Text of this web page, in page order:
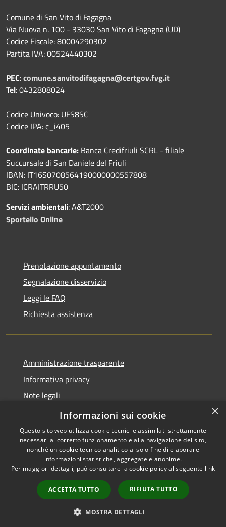
Comune di San Vito di Fagagna
Via Nuova n. 100 - 33030 San Vito di Fagagna (UD)
Codice Fiscale: 80004290302
Partita IVA: 00524440302
PEC:comune.sanvitodifagagna@certgov.fvg.it
Tel: 0432808024
Codice Univoco: UFS8SC
Codice IPA: c_i405
Coordinate bancarie: Banca Credifriuli SCRL - filiale
Succursale di San Daniele del Friuli
IBAN: IT16S0708564190000000557808
BIC: ICRAITRRU50
Servizi ambientali: A&T2000
Sportello Online
Prenotazione appuntamento
Segnalazione disservizio
Leggi le FAQ
Richiesta assistenza
Amministrazione trasparente
Informativa privacy
Note legali
Dichiarazione di accessibilità
Accessibilità
Copyright © 2026 • Comune di
San Vito di Fagagna • Powered
byMunicipium
Accesso
redazione
×
Informazioni sui cookie
Questo sito web utilizza cookie tecnici e assimilati strettamente
necessari al corretto funzionamento e alla navigazione del sito,
nonché un cookie tecnico analitico al solo fine di elaborare
informazioni statistiche, aggregate e anonime.
Per maggiori dettagli, può consultare la cookie policy al seguente link
ACCETTA TUTTO RIFIUTA TUTTO
MOSTRA DETTAGLI